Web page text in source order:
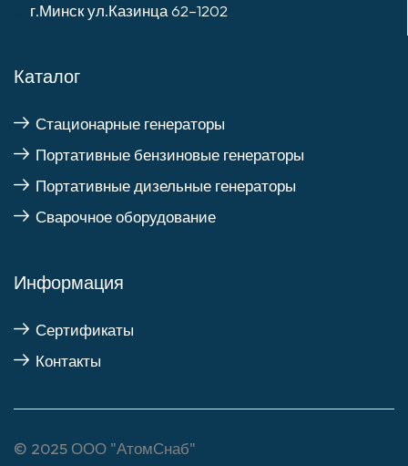
г.Минск ул.Казинца 62–1202
Каталог
Стационарные генераторы
Портативные бензиновые генераторы
Портативные дизельные генераторы
Сварочное оборудование
Информация
Сертификаты
Контакты
© 2025 ООО "АтомСнаб"